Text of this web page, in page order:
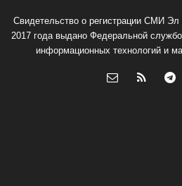
Свидетельство о регистрации СМИ
2017 года выдано Федеральной
информационных технологий и